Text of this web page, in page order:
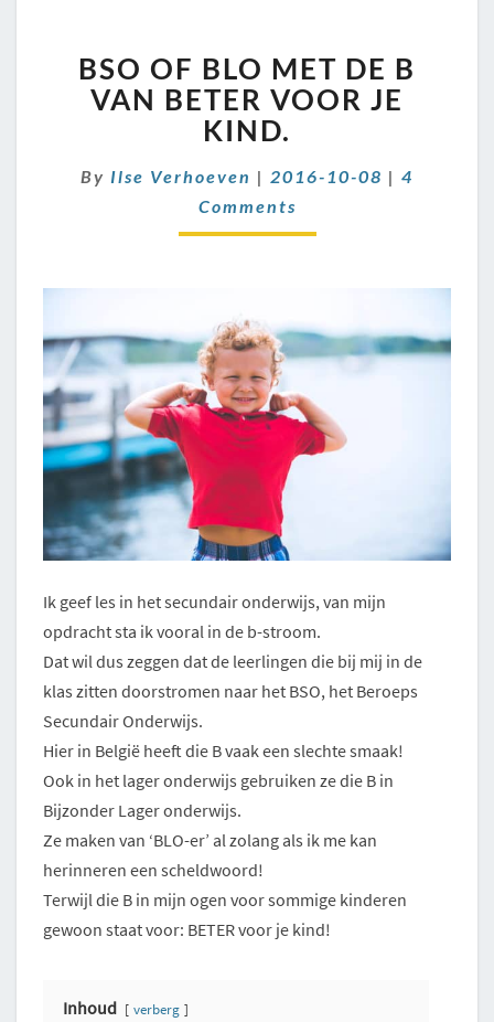
OF
BLO
MET
DE
VAN
BETER
VOOR
BSO OF BLO MET DE B
VAN BETER VOOR JE
KIND.
By Ilse Verhoeven | 2016-10-08 | 4
Comments
Ik geef les in het secundair onderwijs, van mijn
opdracht sta ik vooral in de b-stroom.
Dat wil dus zeggen dat de leerlingen die bij mij in de
klas zitten doorstromen naar het BSO, het Beroeps
Secundair Onderwijs.
Hier in België heeft die B vaak een slechte smaak!
Ook in het lager onderwijs gebruiken ze die B in
Bijzonder Lager onderwijs.
Ze maken van ‘BLO-er’ al zolang als ik me kan
herinneren een scheldwoord!
Terwijl die B in mijn ogen voor sommige kinderen
gewoon staat voor: BETER voor je kind!
Inhoud verberg